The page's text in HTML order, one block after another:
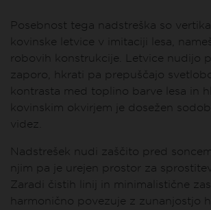
Posebnost tega nadstreška so
kovinske letvice v imitaciji lesa,
robovih konstrukcije. Letvice nudijo
zaporo, hkrati pa prepuščajo
kontrasta med toplino barve lesa in
kovinskim okvirjem je dosežen
videz.
Nadstrešek nudi zaščito pred
njim pa je urejen prostor za
Zaradi čistih linij in minimalistične
harmonično povezuje z zunanjostjo